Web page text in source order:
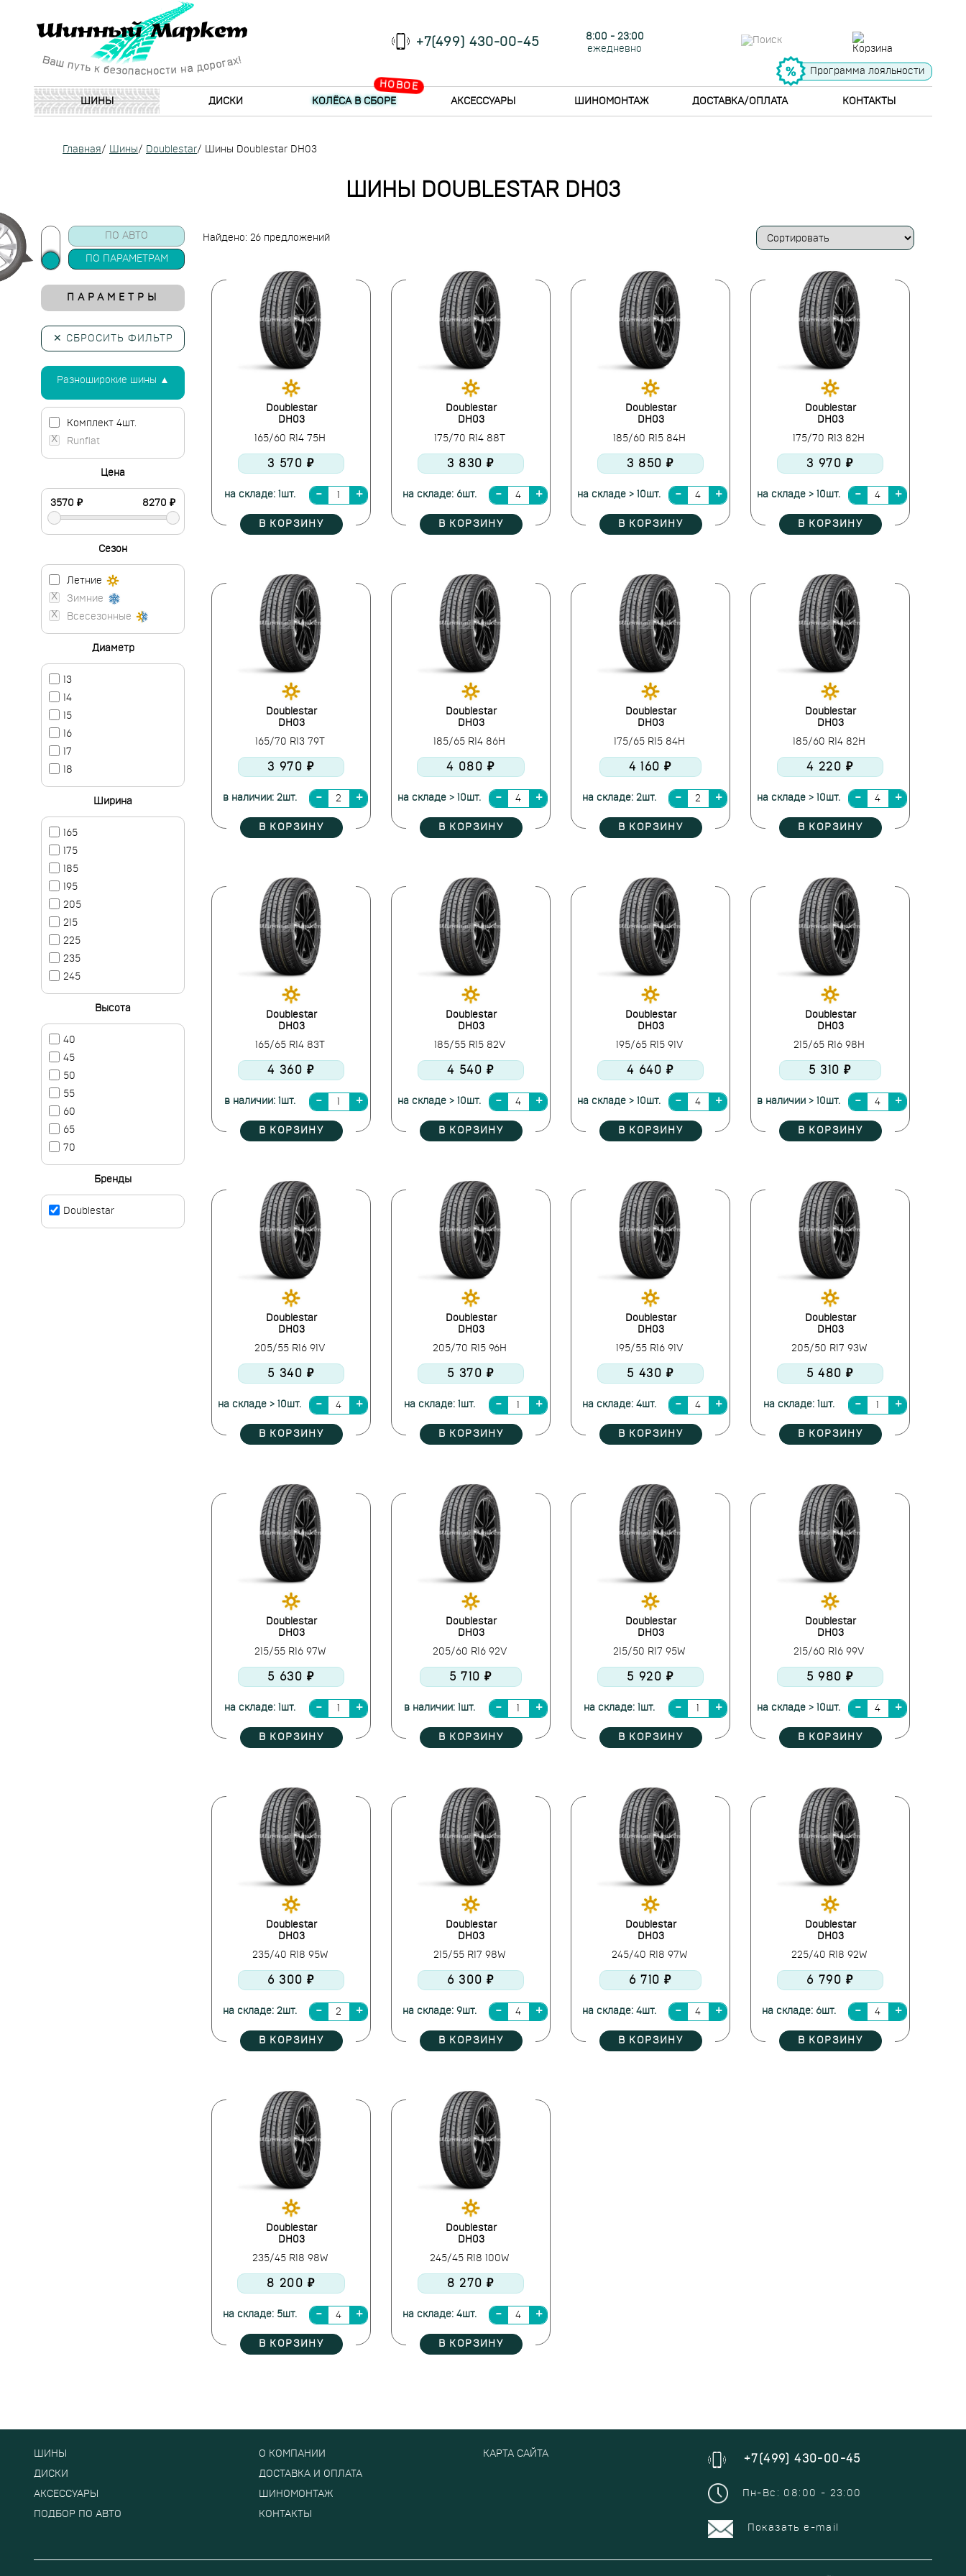
+7(499) 430-00-45
8:00 - 23:00
ежедневно
Программа лояльности
ШИНЫ ДИСКИ
НОВОЕ
КОЛЁСА В СБОРЕ АКСЕССУАРЫ ШИНОМОНТАЖ ДОСТАВКА/ОПЛАТА КОНТАКТЫ
Главная/ Шины/ Doublestar/ Шины Doublestar DH03
ШИНЫ DOUBLESTAR DH03
Найдено: 26 предложений
Doublestar
DH03
165/60 R14 75H
3 570 ₽
на складе: 1шт.
В КОРЗИНУ
Doublestar
DH03
175/70 R14 88T
3 830 ₽
на складе: 6шт.
В КОРЗИНУ
Doublestar
DH03
185/60 R15 84H
3 850 ₽
на складе > 10шт.
В КОРЗИНУ
Doublestar
DH03
175/70 R13 82H
3 970 ₽
на складе > 10шт.
В КОРЗИНУ
Doublestar
DH03
165/70 R13 79T
3 970 ₽
в наличии: 2шт.
В КОРЗИНУ
Doublestar
DH03
185/65 R14 86H
4 080 ₽
на складе > 10шт.
В КОРЗИНУ
Doublestar
DH03
175/65 R15 84H
4 160 ₽
на складе: 2шт.
В КОРЗИНУ
Doublestar
DH03
185/60 R14 82H
4 220 ₽
на складе > 10шт.
В КОРЗИНУ
Doublestar
DH03
165/65 R14 83T
4 360 ₽
в наличии: 1шт.
В КОРЗИНУ
Doublestar
DH03
185/55 R15 82V
4 540 ₽
на складе > 10шт.
В КОРЗИНУ
Doublestar
DH03
195/65 R15 91V
4 640 ₽
на складе > 10шт.
В КОРЗИНУ
Doublestar
DH03
215/65 R16 98H
5 310 ₽
в наличии > 10шт.
В КОРЗИНУ
Doublestar
DH03
205/55 R16 91V
5 340 ₽
на складе > 10шт.
В КОРЗИНУ
Doublestar
DH03
205/70 R15 96H
5 370 ₽
на складе: 1шт.
В КОРЗИНУ
Doublestar
DH03
195/55 R16 91V
5 430 ₽
на складе: 4шт.
В КОРЗИНУ
Doublestar
DH03
205/50 R17 93W
5 480 ₽
на складе: 1шт.
В КОРЗИНУ
Doublestar
DH03
215/55 R16 97W
5 630 ₽
на складе: 1шт.
В КОРЗИНУ
Doublestar
DH03
205/60 R16 92V
5 710 ₽
в наличии: 1шт.
В КОРЗИНУ
Doublestar
DH03
215/50 R17 95W
5 920 ₽
на складе: 1шт.
В КОРЗИНУ
Doublestar
DH03
215/60 R16 99V
5 980 ₽
на складе > 10шт.
В КОРЗИНУ
Doublestar
DH03
235/40 R18 95W
6 300 ₽
на складе: 2шт.
В КОРЗИНУ
Doublestar
DH03
215/55 R17 98W
6 300 ₽
на складе: 9шт.
В КОРЗИНУ
Doublestar
DH03
245/40 R18 97W
6 710 ₽
на складе: 4шт.
В КОРЗИНУ
Doublestar
DH03
225/40 R18 92W
6 790 ₽
на складе: 6шт.
В КОРЗИНУ
Doublestar
DH03
235/45 R18 98W
8 200 ₽
на складе: 5шт.
В КОРЗИНУ
Doublestar
DH03
245/45 R18 100W
8 270 ₽
на складе: 4шт.
В КОРЗИНУ
ПО АВТО
ПО ПАРАМЕТРАМ
ПАРАМЕТРЫ
✕ СБРОСИТЬ ФИЛЬТР
Разноширокие шины ▲
Комплект 4шт.
Runflat
Цена
Сезон
Летние
Зимние
Всесезонные
Диаметр
13
14
15
16
17
18
Ширина
165
175
185
195
205
215
225
235
245
Высота
40
45
50
55
60
65
70
Бренды
Doublestar
ШИНЫ
ДИСКИ
АКСЕССУАРЫ
ПОДБОР ПО АВТО
О КОМПАНИИ
ДОСТАВКА И ОПЛАТА
ШИНОМОНТАЖ
КОНТАКТЫ
КАРТА САЙТА +7(499) 430-00-45
Пн-Вс: 08:00 - 23:00
Показать e-mail